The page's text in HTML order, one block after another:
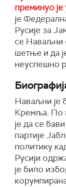
преминуо
је
Русије за
се Наваљни
шетње и да
неуспешно
Наваљни је
Кремља. По
је да се
партије
политику
Русији
је било